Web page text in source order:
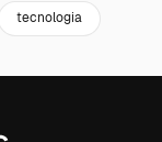
tecnologia